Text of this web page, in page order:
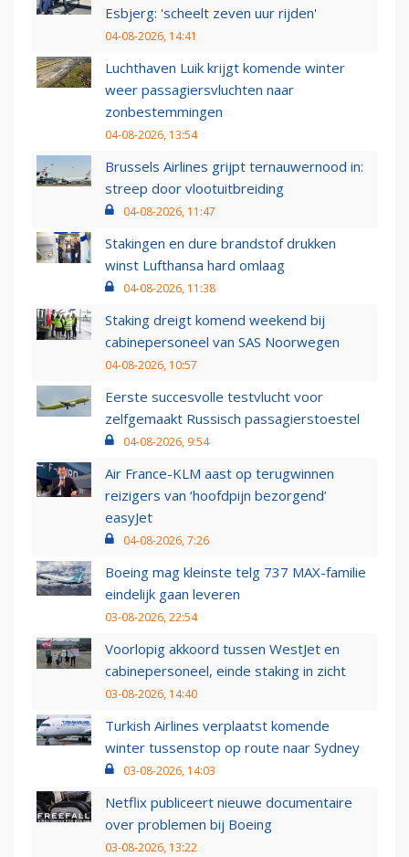
Esbjerg: 'scheelt zeven uur rijden'
04-08-2026, 14:41
Luchthaven Luik krijgt komende winter
weer passagiersvluchten naar
zonbestemmingen
04-08-2026, 13:54
Brussels Airlines grijpt ternauwernood in:
streep door vlootuitbreiding
04-08-2026, 11:47
Stakingen en dure brandstof drukken
winst Lufthansa hard omlaag
04-08-2026, 11:38
Staking dreigt komend weekend bij
cabinepersoneel van SAS Noorwegen
04-08-2026, 10:57
Eerste succesvolle testvlucht voor
zelfgemaakt Russisch passagierstoestel
04-08-2026, 9:54
Air France-KLM aast op terugwinnen
reizigers van ‘hoofdpijn bezorgend’
easyJet
04-08-2026, 7:26
Boeing mag kleinste telg 737 MAX-familie
eindelijk gaan leveren
03-08-2026, 22:54
Voorlopig akkoord tussen WestJet en
cabinepersoneel, einde staking in zicht
03-08-2026, 14:40
Turkish Airlines verplaatst komende
winter tussenstop op route naar Sydney
03-08-2026, 14:03
Netflix publiceert nieuwe documentaire
over problemen bij Boeing
03-08-2026, 13:22